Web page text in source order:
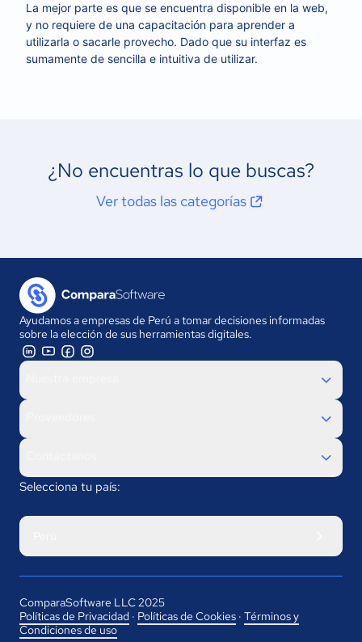
La mejor parte es que se encuentra disponible en la web,
y no requiere de una capacitación para aprender a
utilizarla o sacarle provecho. Dado que su interfaz es
sumamente de sencilla e intuitiva de utilizar.
¿No encuentras lo que buscas?
Ver todas las categorías
Ayudamos a empresas de Perú a tomar decisiones informadas
sobre la elección de sus herramientas digitales.
Selecciona tu país:
ComparaSoftware LLC 2025
Políticas de Privacidad · Políticas de Cookies · Términos y
Condiciones de uso